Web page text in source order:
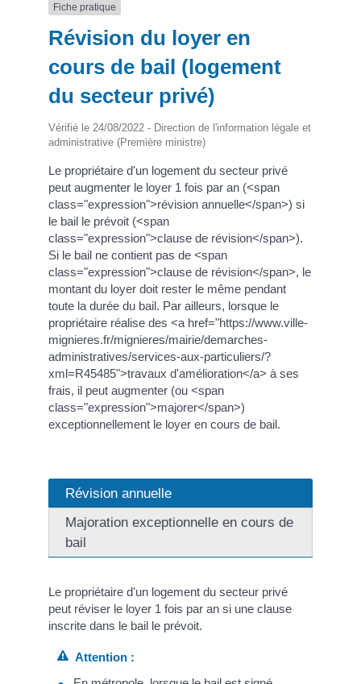
Fiche pratique
Révision du loyer en
cours de bail (logement
du secteur privé)
Vérifié le 24/08/2022 - Direction de l'information légale et
administrative (Première ministre)
Le propriétaire d'un logement du secteur privé
peut augmenter le loyer 1 fois par an (<span
class="expression">révision annuelle</span>) si
le bail le prévoit (<span
class="expression">clause de révision</span>).
Si le bail ne contient pas de <span
class="expression">clause de révision</span>, le
montant du loyer doit rester le même pendant
toute la durée du bail. Par ailleurs, lorsque le
propriétaire réalise des <a href="https://www.ville-
mignieres.fr/mignieres/mairie/demarches-
administratives/services-aux-particuliers/?
xml=R45485">travaux d'amélioration</a> à ses
frais, il peut augmenter (ou <span
class="expression">majorer</span>)
exceptionnellement le loyer en cours de bail.
Révision annuelle
Majoration exceptionnelle en cours de
bail
Le propriétaire d'un logement du secteur privé
peut réviser le loyer 1 fois par an si une clause
inscrite dans le bail le prévoit.
Attention :